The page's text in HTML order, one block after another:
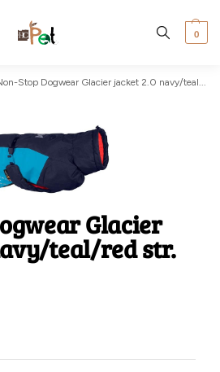
0
Stop Dogwear Glacier jacket 2.0 navy/teal/red str. 65
Glacier
teal/red str.